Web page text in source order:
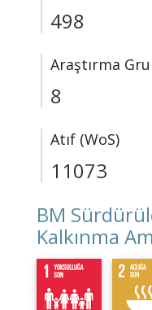
498
Araştırma
8
Atıf (WoS)
11073
BM
Kalkınma